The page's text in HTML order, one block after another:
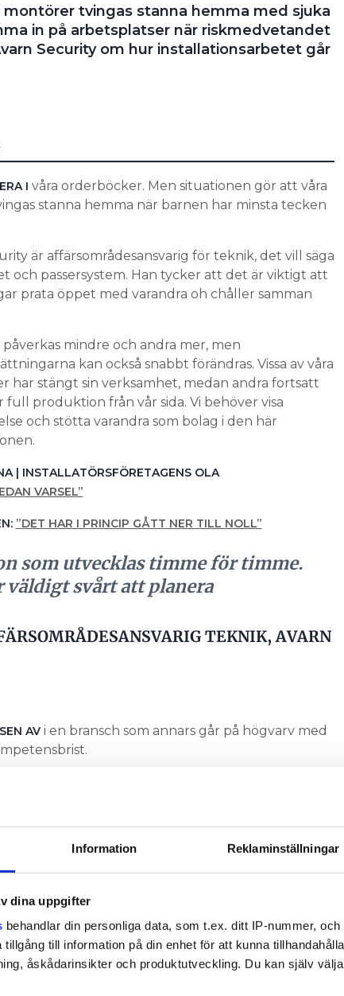
Information Reklaminställningar
dina uppgifter
behandlar din personliga data, som t.ex. ditt IP-nummer,
till information på din enhet för att kunna
åskådarinsikter och produktutveckling. Du kan själv
tvingas stanna hemma med sjuka
in på arbetsplatser när riskmedvetandet
Security om hur installationsarbetet går
I våra orderböcker. Men situationen gör att våra
stanna hemma när barnen har minsta tecken
är affärsområdesansvarig för teknik, det vill säga
och passersystem. Han tycker att det är viktigt att
prata öppet med varandra oh chåller samman
påverkas mindre och andra mer, men
kan också snabbt förändras. Vissa av våra
har stängt sin verksamhet, medan andra fortsatt
full produktion från vår sida. Vi behöver visa
och stötta varandra som bolag i den här
| INSTALLATÖRSFÖRETAGENS OLA
VARSEL”
”DET HAR I PRINCIP GÅTT NER TILL NOLL”
som utvecklas timme för timme.
väldigt svårt att planera
TEKNIK, AVARN
AVi en bransch som annars går på högvarv med
fortgår. Men det finns en riskmedvetenhet. Det
när arbetsplatser kanske inte släpper in vem
svårare att boka in möten med nyckelpersoner,
corona-krisen oförutsägbar. När som helst kan det
Folkhälsomyndigheten som behöver hanteras
timme för timme. Det gör att det blir väldigt
säger Henrik Yhlen.
att staten tar över sjuklöneansvaret, alltså hela